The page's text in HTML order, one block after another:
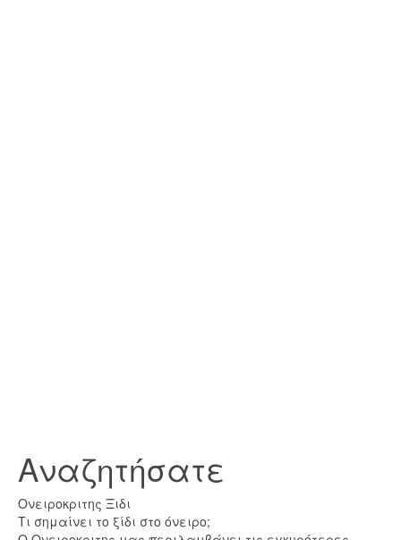
Αναζητήσατε
Ονειροκριτης Ξιδι
Τι σημαίνει το ξίδι στο όνειρο;